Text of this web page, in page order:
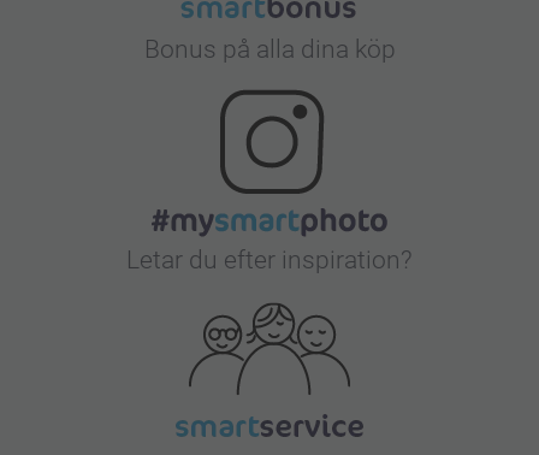
Bonus på alla dina köp
Letar du efter inspiration?